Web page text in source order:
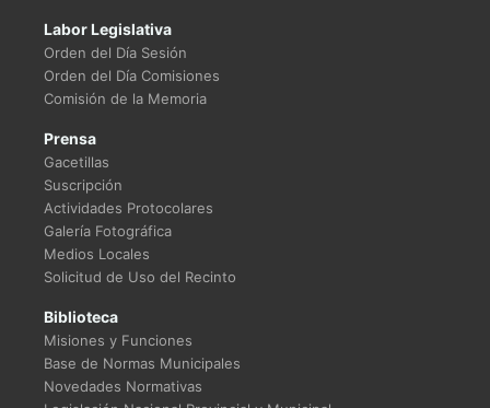
Labor Legislativa
Orden del Día Sesión
Orden del Día Comisiones
Comisión de la Memoria
Prensa
Gacetillas
Suscripción
Actividades Protocolares
Galería Fotográfica
Medios Locales
Solicitud de Uso del Recinto
Biblioteca
Misiones y Funciones
Base de Normas Municipales
Novedades Normativas